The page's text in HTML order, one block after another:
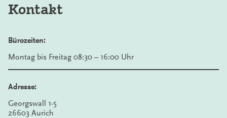
Kontakt
Bürozeiten:
Montag bis Freitag 08:30 – 16:00 Uhr
Adresse:
Georgswall 1-5
26603 Aurich